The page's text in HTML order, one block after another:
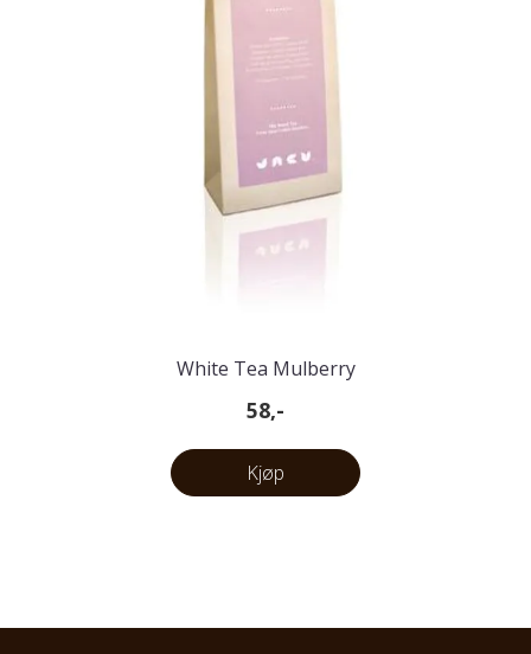
White Tea Mulberry
58,-
Kjøp